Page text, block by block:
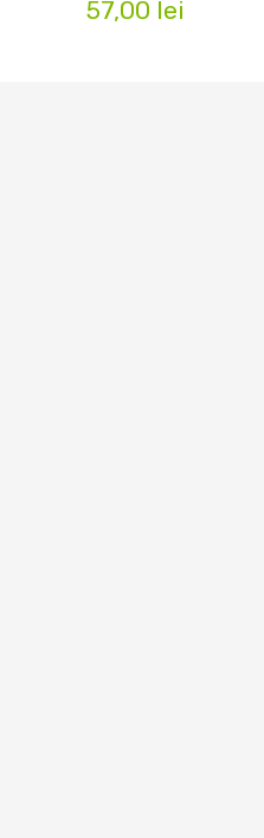
57,00 lei